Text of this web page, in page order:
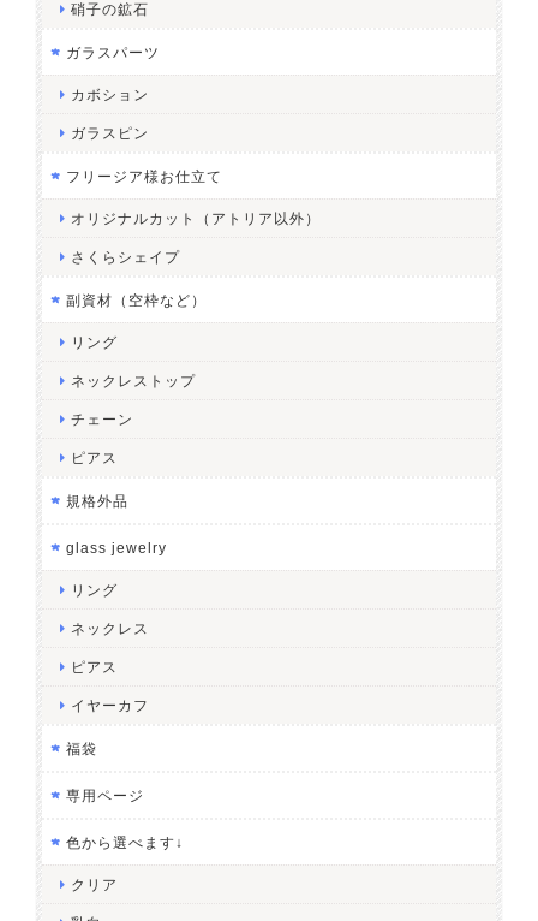
硝子の鉱石
ガラスパーツ
カボション
ガラスピン
フリージア様お仕立て
オリジナルカット（アトリア以外）
さくらシェイプ
副資材（空枠など）
リング
ネックレストップ
チェーン
ピアス
規格外品
glass jewelry
リング
ネックレス
ピアス
イヤーカフ
福袋
専用ページ
色から選べます↓
クリア